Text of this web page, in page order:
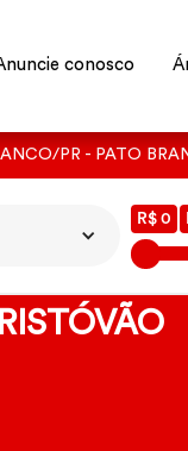
conosco
PR - PATO
R$ 0